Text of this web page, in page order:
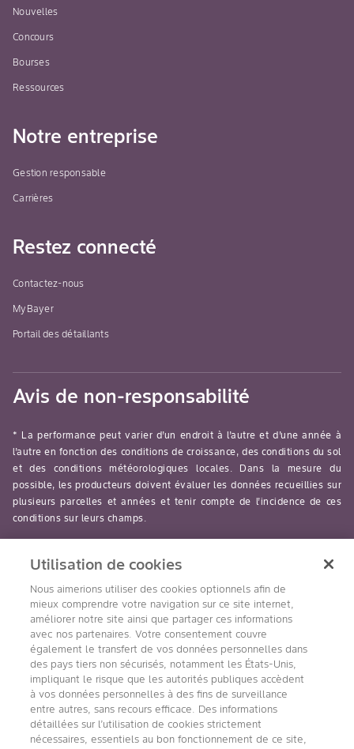
Nouvelles
Concours
Bourses
Ressources
Notre entreprise
Gestion responsable
Carrières
Restez connecté
Contactez-nous
MyBayer
Portail des détaillants
Avis de non-responsabilité
* La performance peut varier d’un endroit à l’autre et d’une année à
l’autre en fonction des conditions de croissance, des conditions du sol
et des conditions météorologiques locales. Dans la mesure du
possible, les producteurs doivent évaluer les données recueillies sur
plusieurs parcelles et années et tenir compte de l’incidence de ces
conditions sur leurs champs.
Suivez nous
Utilisation de cookies
Nous aimerions utiliser des cookies optionnels afin de
mieux comprendre votre navigation sur ce site internet,
améliorer notre site ainsi que partager ces informations
avec nos partenaires. Votre consentement couvre
également le transfert de vos données personnelles dans
des pays tiers non sécurisés, notamment les États-Unis,
impliquant le risque que les autorités publiques accèdent
à vos données personnelles à des fins de surveillance
entre autres, sans recours efficace. Des informations
détaillées sur l’utilisation de cookies strictement
nécessaires, essentiels au bon fonctionnement de ce site,